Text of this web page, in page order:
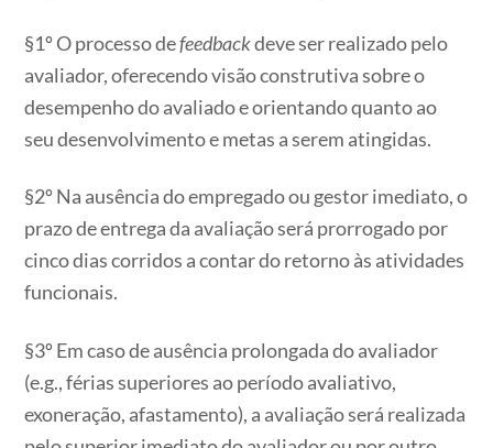
§1º O processo defeedbackdeve ser realizado pelo
avaliador, oferecendo visão construtiva sobre o
desempenho do avaliado e orientando quanto ao
seu desenvolvimento e metas a serem atingidas.
§2º Na ausência do empregado ou gestor imediato, o
prazo de entrega da avaliação será prorrogado por
cinco dias corridos a contar do retorno às atividades
funcionais.
§3º Em caso de ausência prolongada do avaliador
(e.g., férias superiores ao período avaliativo,
exoneração, afastamento), a avaliação será realizada